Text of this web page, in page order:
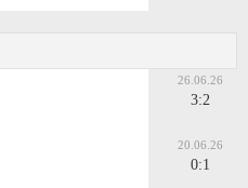
26.06.26
3:2
20.06.26
0:1